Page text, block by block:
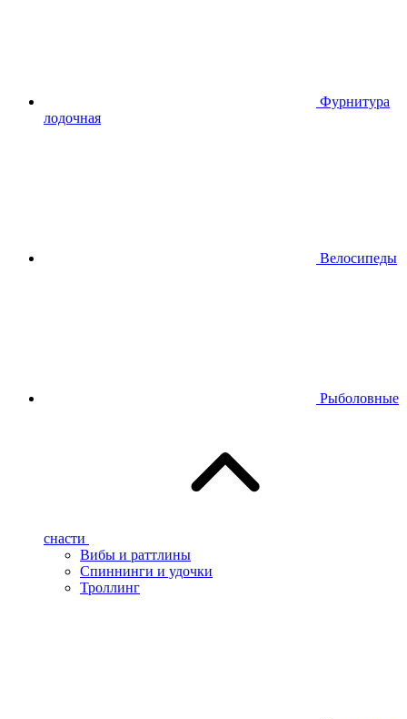
Фурнитура
лодочная
Велосипеды
Рыболовные
снасти
Вибы и раттлины
Спиннинги и удочки
Троллинг